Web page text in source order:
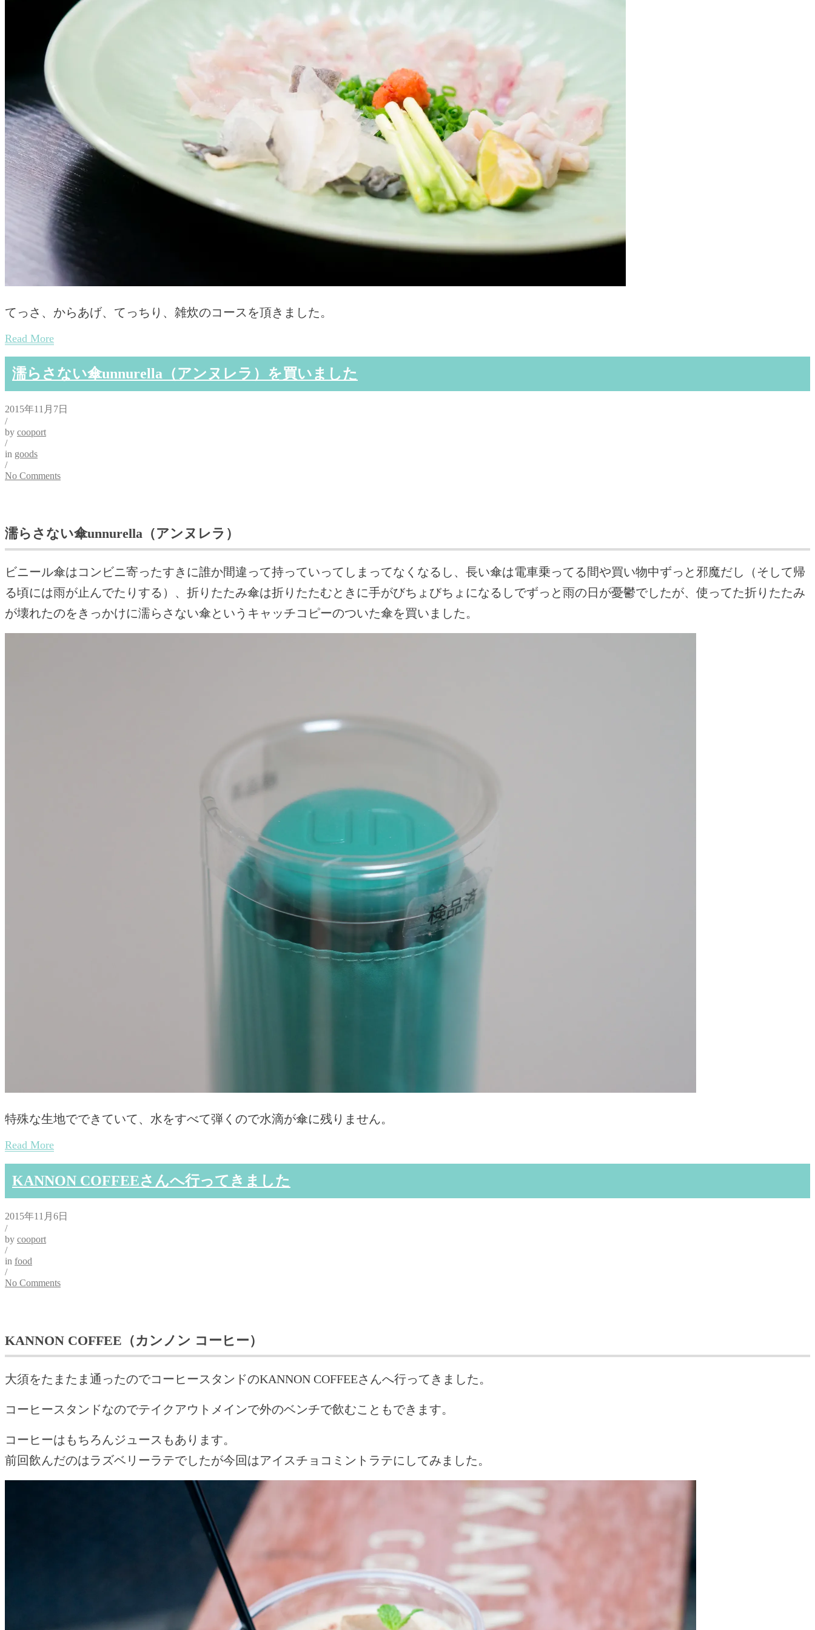
てっさ、からあげ、てっちり、雑炊のコースを頂きました。
Read More
濡らさない傘unnurella（アンヌレラ）を買いました
2015年11月7日
/
by cooport
/
in goods
/
No Comments
濡らさない傘unnurella（アンヌレラ）
ビニール傘はコンビニ寄ったすきに誰か間違って持っていってしまってなくなるし、長い傘は電車乗ってる間や買い物中ずっと邪魔だし（そして帰
る頃には雨が止んでたりする）、折りたたみ傘は折りたたむときに手がびちょびちょになるしでずっと雨の日が憂鬱でしたが、使ってた折りたたみ
が壊れたのをきっかけに濡らさない傘というキャッチコピーのついた傘を買いました。
特殊な生地でできていて、水をすべて弾くので水滴が傘に残りません。
Read More
KANNON COFFEEさんへ行ってきました
2015年11月6日
/
by cooport
/
in food
/
No Comments
KANNON COFFEE（カンノン コーヒー）
大須をたまたま通ったのでコーヒースタンドのKANNON COFFEEさんへ行ってきました。
コーヒースタンドなのでテイクアウトメインで外のベンチで飲むこともできます。
コーヒーはもちろんジュースもあります。
前回飲んだのはラズベリーラテでしたが今回はアイスチョコミントラテにしてみました。